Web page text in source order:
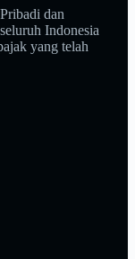
dan
Indonesia
yang telah